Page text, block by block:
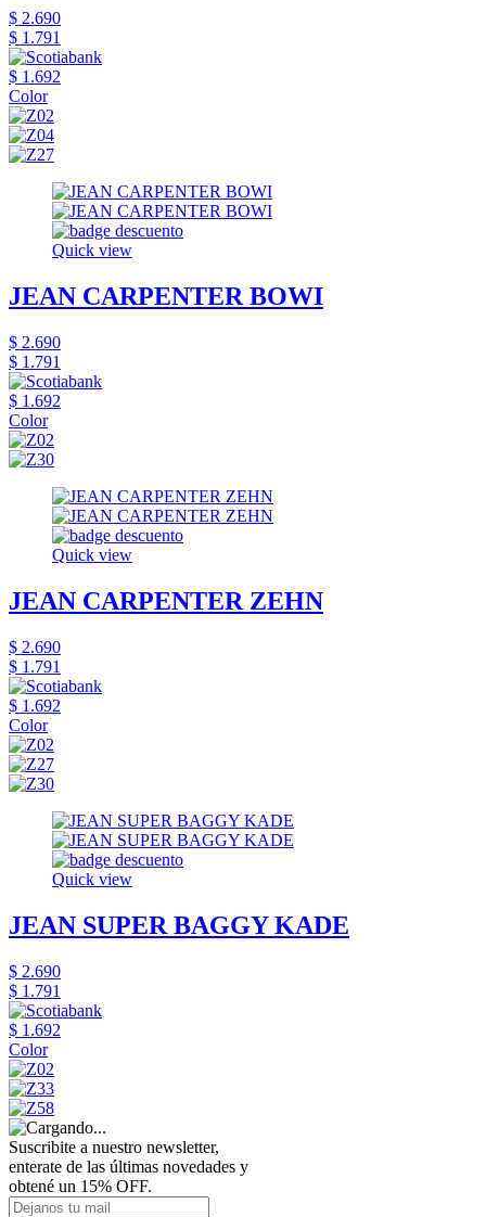
$ 2.690
$ 1.791
$ 1.692
Color
Quick view
JEAN CARPENTER BOWI
$ 2.690
$ 1.791
$ 1.692
Color
Quick view
JEAN CARPENTER ZEHN
$ 2.690
$ 1.791
$ 1.692
Color
Quick view
JEAN SUPER BAGGY KADE
$ 2.690
$ 1.791
$ 1.692
Color
Suscribite a nuestro newsletter,
enterate de las últimas novedades y
obtené un 15% OFF.